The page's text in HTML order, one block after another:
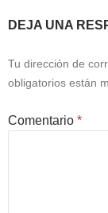
DEJA UNA
Tu dirección de
obligatorios están
Comentario *